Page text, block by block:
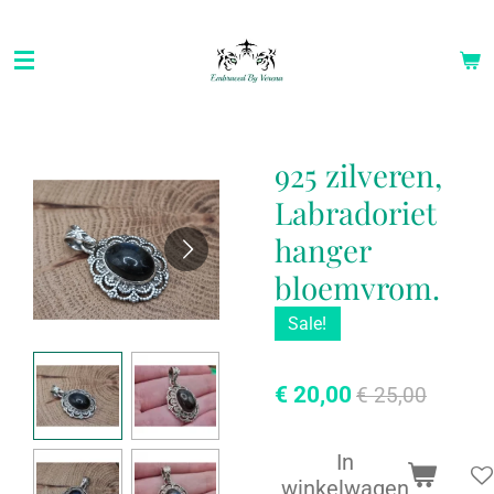
direct
naar
925 zilveren,
Labradoriet
hanger
bloemvrom.
Sale!
€ 20,00 € 25,00
In
winkelwagen